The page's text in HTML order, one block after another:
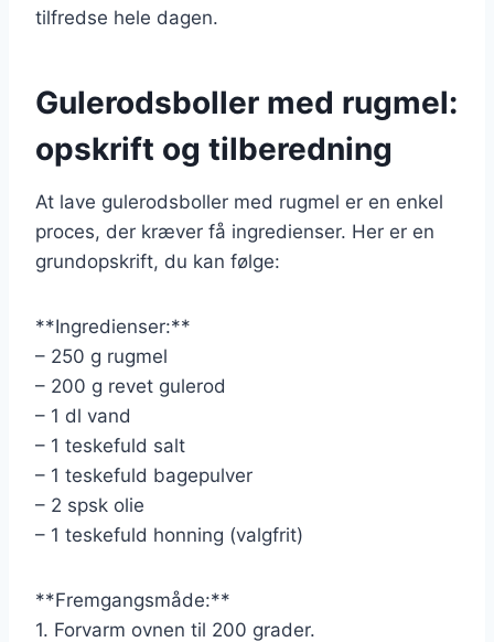
tilfredse hele dagen.
Gulerodsboller med rugmel:
opskrift og tilberedning
At lave gulerodsboller med rugmel er en enkel
proces, der kræver få ingredienser. Her er en
grundopskrift, du kan følge:
**Ingredienser:**
– 250 g rugmel
– 200 g revet gulerod
– 1 dl vand
– 1 teskefuld salt
– 1 teskefuld bagepulver
– 2 spsk olie
– 1 teskefuld honning (valgfrit)
**Fremgangsmåde:**
1. Forvarm ovnen til 200 grader.